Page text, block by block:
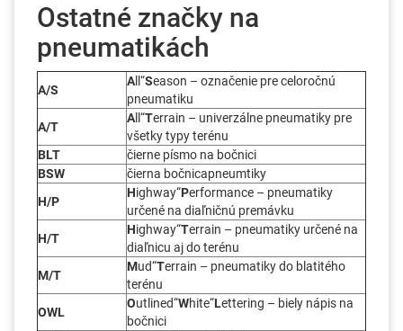
Ostatné značky na
pneumatikách
A/S
A ll“Season – označenie pre celoročnú
pneumatiku
A/T
A ll“Terrain – univerzálne pneumatiky pre
všetky typy terénu
BLT
čierne písmo na bočnici
BSW
čierna bočnicapneumtiky
H/P
Highway“Performance – pneumatiky
určené na diaľničnú premávku
H/T
Highway“Terrain – pneumatiky určené na
diaľnicu aj do terénu
M/T
Mud“Terrain – pneumatiky do blatitého
terénu
OWL
Outlined“White“Lettering – biely nápis na
bočnici